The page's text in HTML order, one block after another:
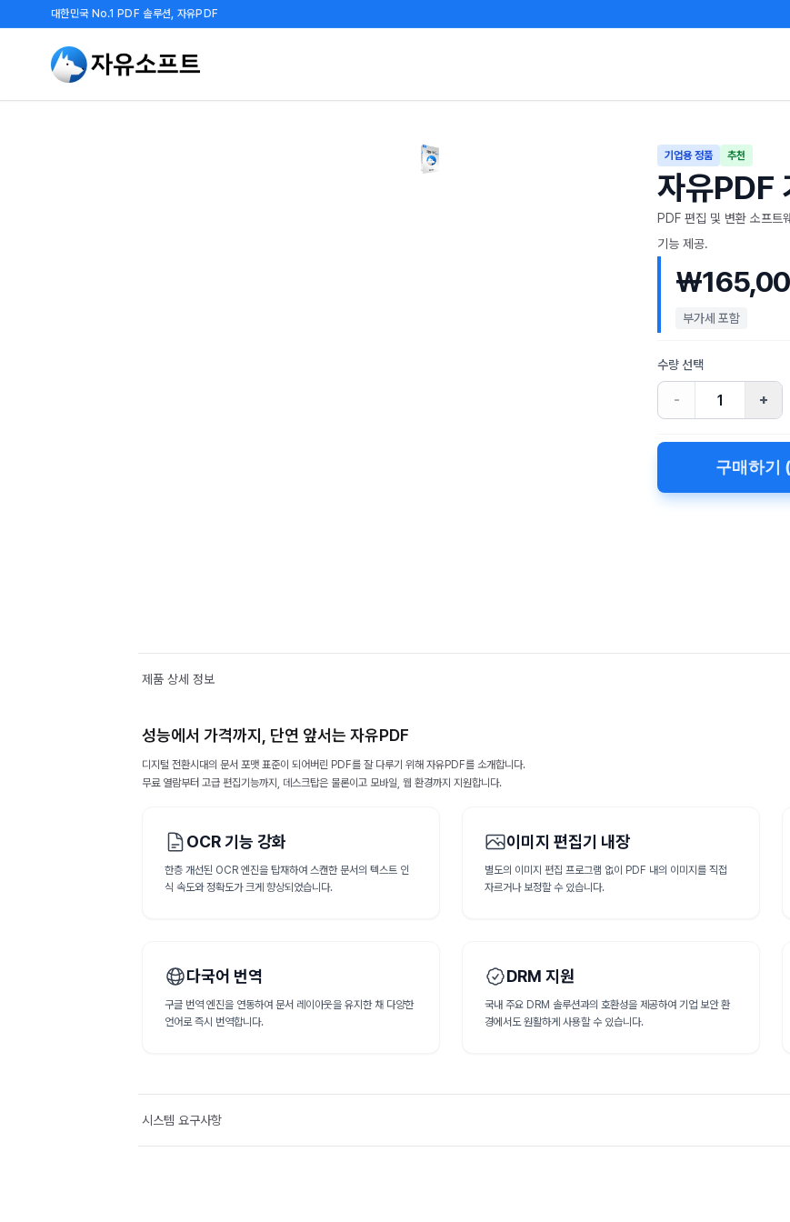
대한민국 No.1 PDF 솔루션, 자유PDF
기업용 정품 추천
자유PDF
PDF 편집 및 변환 소프트
기능 제공.
부가세 포함
수량 선택
- +
구매하기
제품 상세 정보
성능에서 가격까지, 단연 앞서는 자유PDF
디지털 전환시대의 문서 포맷 표준이 되어버린 PDF를 잘 다루기 위해 자유PDF를 소개합니다.
무료 열람부터 고급 편집기능까지, 데스크탑은 물론이고 모바일, 웹 환경까지 지원합니다.
OCR 기능 강화
한층 개선된 OCR 엔진을 탑재하여 스캔한 문서의 텍스트 인
식 속도와 정확도가 크게 향상되었습니다.
이미지 편집기 내장
별도의 이미지 편집 프로그램 없이 PDF 내의 이미지를 직접
자르거나 보정할 수 있습니다.
다국어 번역
구글 번역 엔진을 연동하여 문서 레이아웃을 유지한 채 다양한
언어로 즉시 번역합니다.
DRM 지원
국내 주요 DRM 솔루션과의 호환성을 제공하여 기업 보안 환
경에서도 원활하게 사용할 수 있습니다.
시스템 요구사항